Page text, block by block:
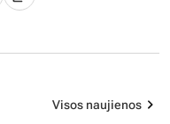
Visos naujienos